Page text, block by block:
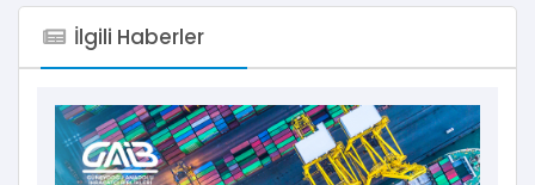
İlgili Haberler